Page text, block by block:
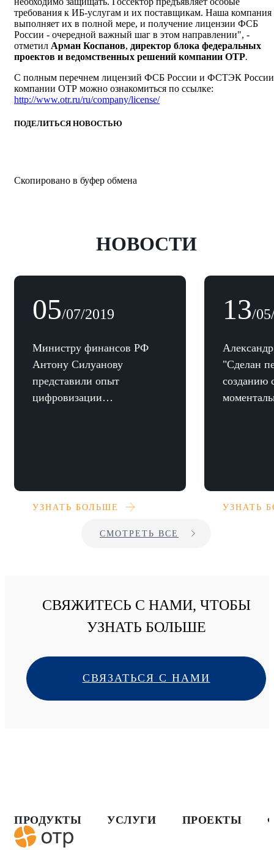
требования к ИБ-услугам и их поставщикам. Наша компания
выполняет их в полной мере, и получение лицензии ФСБ
России - очередной важный шаг в этом направлении", -
отметил Арман Коспанов, директор блока федеральных
проектов и ведомственных решений компании ОТР.
С полным перечнем лицензий ФСБ России и ФСТЭК России
компании ОТР можно ознакомиться по ссылке:
http://www.otr.ru/ru/company/license/
ПОДЕЛИТЬСЯ НОВОСТЬЮ
Скопировано в буфер обмена
НОВОСТИ
05/07/2019
Министру финансов РФ
Антону Силуанову
представили опыт
цифровизации
УЗНАТЬ БОЛЬШЕ
13/
"Сделан
созданию
УЗНАТЬ
СМОТРЕТЬ ВСЕ
СВЯЖИТЕСЬ С НАМИ, ЧТОБЫ
УЗНАТЬ БОЛЬШЕ
СВЯЗАТЬСЯ С НАМИ
ПРОДУКТЫ УСЛУГИ ПРОЕКТЫ